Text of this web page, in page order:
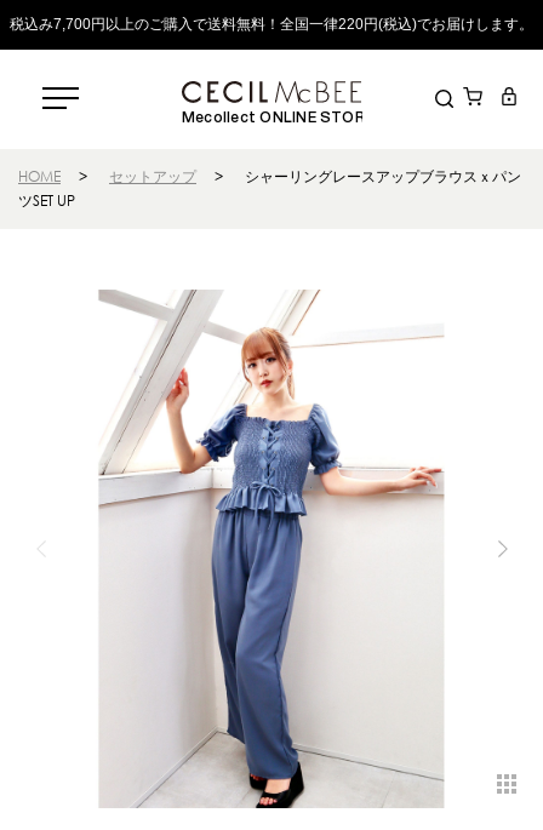
税込み7,700円以上のご購入で送料無料！全国一律220円(税込)でお届けします。
Mecollect ONLINE STORE
HOME > セットアップ >
シャーリングレースアップブラウスｘパン
ツSET UP